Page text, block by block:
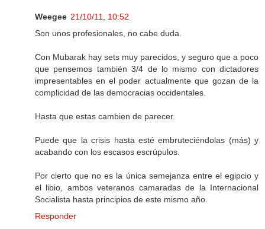
Weegee 21/10/11, 10:52
Son unos profesionales, no cabe duda.
Con Mubarak hay sets muy parecidos, y seguro que a poco
que pensemos también 3/4 de lo mismo con dictadores
impresentables en el poder actualmente que gozan de la
complicidad de las democracias occidentales.
Hasta que estas cambien de parecer.
Puede que la crisis hasta esté embruteciéndolas (más) y
acabando con los escasos escrúpulos.
Por cierto que no es la única semejanza entre el egipcio y
el libio, ambos veteranos camaradas de la Internacional
Socialista hasta principios de este mismo año.
Responder